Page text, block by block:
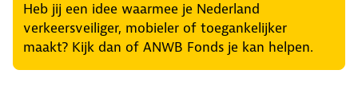
Heb jij een idee waarmee je Nederland
verkeersveiliger, mobieler of toegankelijker
maakt? Kijk dan of ANWB Fonds je kan helpen.